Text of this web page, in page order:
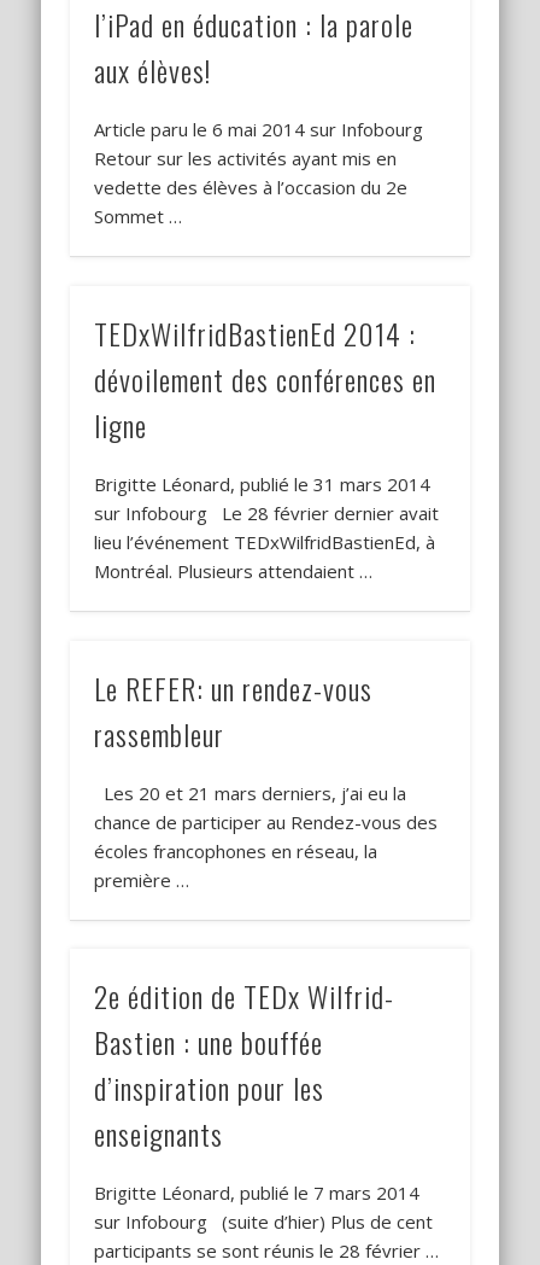
l’iPad en éducation : la parole
aux élèves!
Article paru le 6 mai 2014 sur Infobourg
Retour sur les activités ayant mis en
vedette des élèves à l’occasion du 2e
Sommet …
TEDxWilfridBastienEd 2014 :
dévoilement des conférences en
ligne
Brigitte Léonard, publié le 31 mars 2014
sur Infobourg Le 28 février dernier avait
lieu l’événement TEDxWilfridBastienEd, à
Montréal. Plusieurs attendaient …
Le REFER: un rendez-vous
rassembleur
Les 20 et 21 mars derniers, j’ai eu la
chance de participer au Rendez-vous des
écoles francophones en réseau, la
première …
2e édition de TEDx Wilfrid-
Bastien : une bouffée
d’inspiration pour les
enseignants
Brigitte Léonard, publié le 7 mars 2014
sur Infobourg (suite d’hier) Plus de cent
participants se sont réunis le 28 février …